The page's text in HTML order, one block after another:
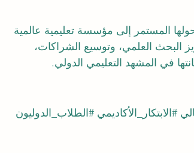
إنجازات الجامعة السويسرية الدولية في عام 2026 تحولها المستمر إلى مؤسسة تعليمية عالمية
البحث العلمي، وتوسيع الشراكات،
في المشهد التعليمي الدولي.
#الابتكار_الأكاديمي #الطلاب_الدوليون